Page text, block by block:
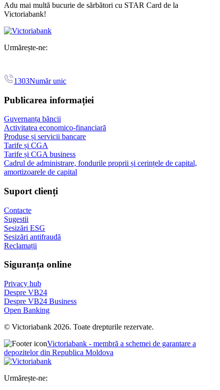
Adu mai multă bucurie de sărbători cu STAR Card de la
Victoriabank!
Urmărește-ne:
1303Număr unic
Publicarea informației
Guvernanța băncii
Activitatea economico-financiară
Produse și servicii bancare
Tarife și CGA
Tarife și CGA business
Cadrul de administrare, fondurile proprii și cerințele de capital,
amortizoarele de capital
Suport clienți
Contacte
Sugestii
Sesizări ESG
Sesizări antifraudă
Reclamații
Siguranța online
Privacy hub
Despre VB24
Despre VB24 Business
Open Banking
© Victoriabank 2026. Toate drepturile rezervate.
Victoriabank - membră a schemei de garantare a
depozitelor din Republica Moldova
Urmărește-ne: